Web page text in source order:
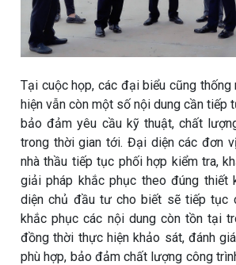
Tại cuộc họp, các đại biểu cũng
hiện vẫn còn một số nội dung cần tiếp
bảo đảm yêu cầu kỹ thuật, chất
trong thời gian tới. Đại diện các đơn
nhà thầu tiếp tục phối hợp kiểm tra,
giải pháp khắc phục theo đúng thiết
diện chủ đầu tư cho biết sẽ tiếp tục
khắc phục các nội dung còn tồn tại
đồng thời thực hiện khảo sát, đánh
phù hợp, bảo đảm chất lượng công